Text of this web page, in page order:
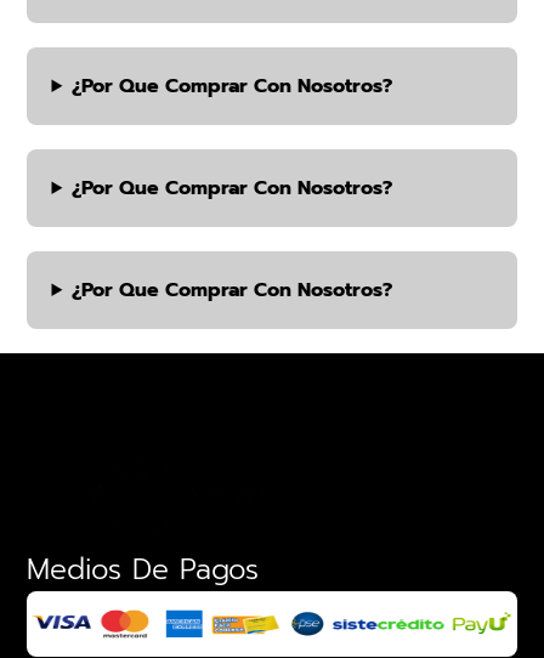
¿por Que Comprar Con Nosotros?
¿por Que Comprar Con Nosotros?
¿por Que Comprar Con Nosotros?
Medios De Pagos